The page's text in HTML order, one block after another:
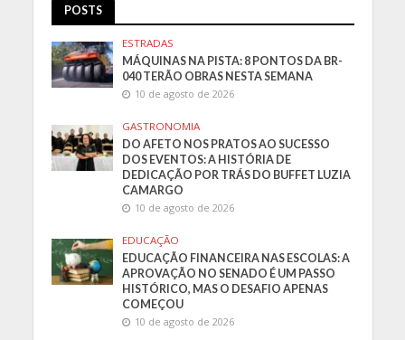
POSTS
ESTRADAS
MÁQUINAS NA PISTA: 8 PONTOS DA BR-
040 TERÃO OBRAS NESTA SEMANA
10 de agosto de 2026
GASTRONOMIA
DO AFETO NOS PRATOS AO SUCESSO
DOS EVENTOS: A HISTÓRIA DE
DEDICAÇÃO POR TRÁS DO BUFFET LUZIA
CAMARGO
10 de agosto de 2026
EDUCAÇÃO
EDUCAÇÃO FINANCEIRA NAS ESCOLAS: A
APROVAÇÃO NO SENADO É UM PASSO
HISTÓRICO, MAS O DESAFIO APENAS
COMEÇOU
10 de agosto de 2026